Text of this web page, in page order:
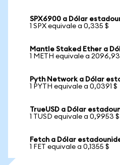
SPX6900 a Dólar
1 SPX equivale a 0,335 $
Mantle Staked Ether a
1 METH equivale a
Pyth Network a Dólar
1 PYTH equivale a 0,0391 $
TrueUSD a Dólar
1 TUSD equivale a 0,9953 $
Fetch a Dólar
1 FET equivale a 0,1355 $